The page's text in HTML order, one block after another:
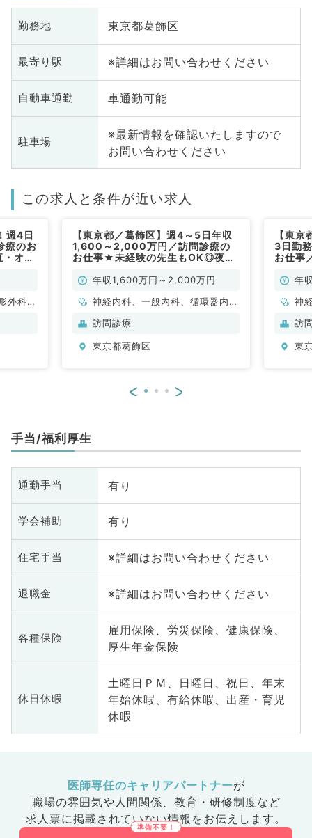
勤務地 東京都葛飾区
最寄り駅 ※詳細はお問い合わせください
自動車通勤 車通勤可能
駐車場
※最新情報を確認いたしますので
お問い合わせください
この求人と条件が近い求人
週4日
療のお
オン
外科、
、大
外科
【東京都／葛飾区】週4～5日年収
1,600～2,000万円／訪問診療の
お仕事★未経験の先生もOK◎夜間
／常勤）
年収1,600万円～2,000万円
神経内科、一般内科、循環器内
科、呼吸器内科、消化器内科、内
内科、膠原病科
訪問診療
東京都葛飾区
【東
3日勤
お仕事
診療年
神
循
科
訪
東
< >
手当/福利厚生
通勤手当 有り
学会補助 有り
住宅手当 ※詳細はお問い合わせください
退職金 ※詳細はお問い合わせください
各種保険
雇用保険、労災保険、健康保険、
厚生年金保険
休日休暇
土曜日ＰＭ、日曜日、祝日、年末
年始休暇、有給休暇、出産・育児
休暇
医師専任のキャリアパートナーが
職場の雰囲気や人間関係、 教育・研修制度など
求人票に掲載されていない情報をお伝えします。